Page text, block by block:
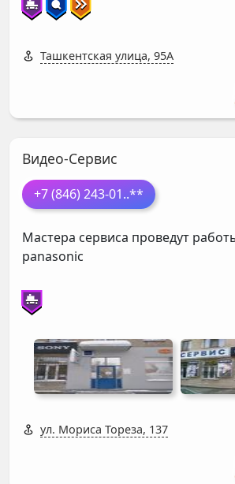
Ташкентская улица, 95А
Видео-Сервис
+7 (846) 243-01..**
Мастера сервиса проведут
panasonic
ул. Мориса Тореза, 137